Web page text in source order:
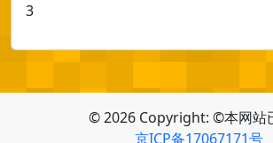
3
© 2026 Copyright: ©本网站
京ICP备17067171号